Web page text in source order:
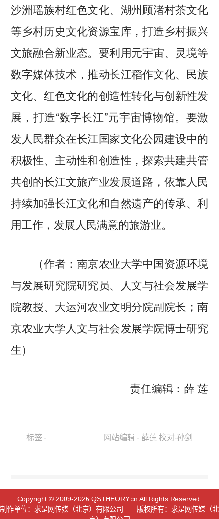
沙洲瑶族村红色文化、湖州顾渚村茶文化
等乡村历史文化资源宝库，打造乡村振兴
文旅融合新业态。要利用元宇宙、灵境等
数字媒体技术，推动长江稻作文化、民族
文化、红色文化的创造性转化与创新性发
展，打造“数字长江”元宇宙博物馆。要激
发人民群众在长江国家文化公园建设中的
积极性、主动性和创造性，探索共建共管
共创的长江文旅产业发展道路，依靠人民
持续加强长江文化和自然遗产的传承、利
用工作，发展人民满意的旅游业。
（作者：南京农业大学中国资源环境
与发展研究院研究员、人文与社会发展学
院教授、大运河农业文明分院副院长；南
京农业大学人文与社会发展学院博士研究
生）
责任编辑：薛 莲
标签 - 网站编辑 - 薛莲 校对-孙剑
Copyright © 2009-2026 QSTHEORY.cn All Rights Reserved.
制作单位：求是网传媒（北京）有限公司 版权所有：求是网传媒（北